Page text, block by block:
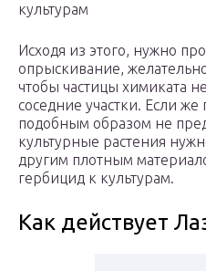
культурам
Исходя из этого, нужно
опрыскивание,
чтобы частицы химиката
соседние участки. Если
подобным образом не
культурные растения
другим плотным
гербицид к культурам.
Как действует